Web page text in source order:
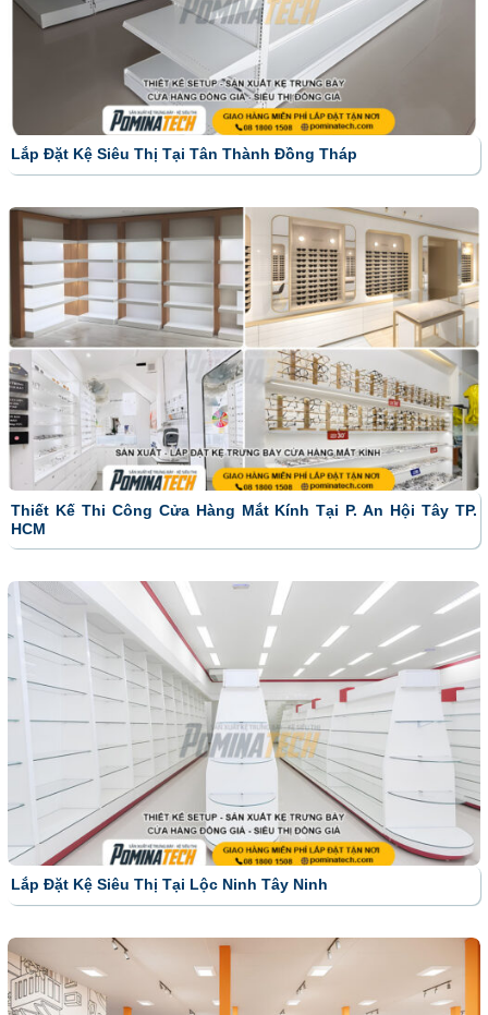
Lắp Đặt Kệ Siêu Thị Tại Tân Thành Đồng Tháp
Thiết Kế Thi Công Cửa Hàng Mắt Kính Tại P. An Hội Tây TP.
HCM
Lắp Đặt Kệ Siêu Thị Tại Lộc Ninh Tây Ninh